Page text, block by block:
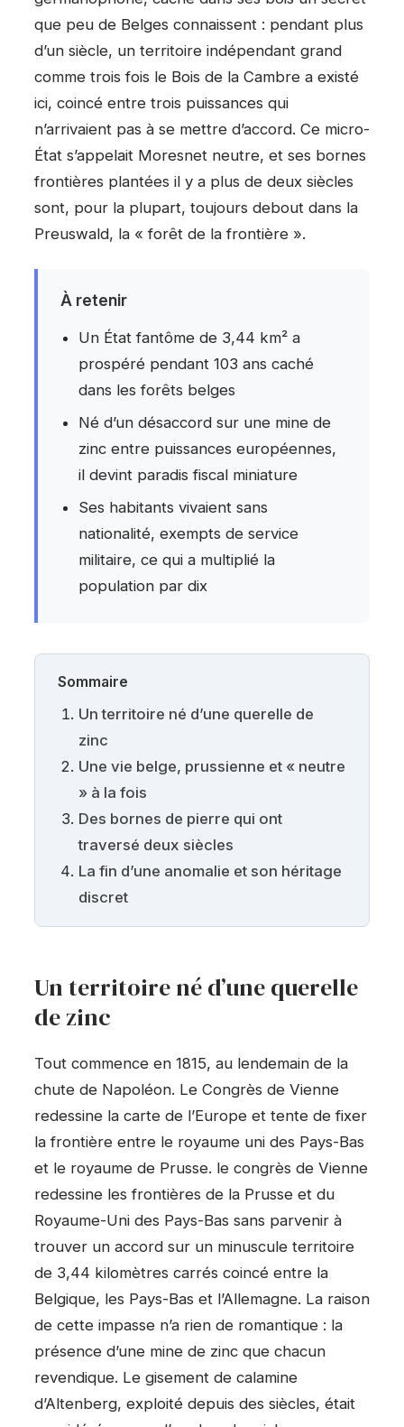
que peu de Belges connaissent : pendant plus
d’un siècle, un territoire indépendant grand
comme trois fois le Bois de la Cambre a existé
ici, coincé entre trois puissances qui
n’arrivaient pas à se mettre d’accord. Ce micro-
État s’appelait Moresnet neutre, et ses bornes
frontières plantées il y a plus de deux siècles
sont, pour la plupart, toujours debout dans la
Preuswald, la « forêt de la frontière ».
À retenir
Un État fantôme de 3,44 km² a
prospéré pendant 103 ans caché
dans les forêts belges
Né d’un désaccord sur une mine de
zinc entre puissances européennes,
il devint paradis fiscal miniature
Ses habitants vivaient sans
nationalité, exempts de service
militaire, ce qui a multiplié la
population par dix
Sommaire
Un territoire né d’une querelle de
zinc
Une vie belge, prussienne et « neutre
» à la fois
Des bornes de pierre qui ont
traversé deux siècles
La fin d’une anomalie et son héritage
discret
Un territoire né d’une querelle
de zinc
Tout commence en 1815, au lendemain de la
chute de Napoléon. Le Congrès de Vienne
redessine la carte de l’Europe et tente de fixer
la frontière entre le royaume uni des Pays-Bas
et le royaume de Prusse. le congrès de Vienne
redessine les frontières de la Prusse et du
Royaume-Uni des Pays-Bas sans parvenir à
trouver un accord sur un minuscule territoire
de 3,44 kilomètres carrés coincé entre la
Belgique, les Pays-Bas et l’Allemagne. La raison
de cette impasse n’a rien de romantique : la
présence d’une mine de zinc que chacun
revendique. Le gisement de calamine
d’Altenberg, exploité depuis des siècles, était